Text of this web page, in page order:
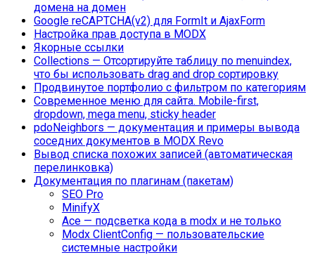
домена на домен
Google reCAPTCHA(v2) для FormIt и AjaxForm
Настройка прав доступа в MODX
Якорные ссылки
Collections — Отсортируйте таблицу по menuindex,
что бы использовать drag and drop сортировку
Продвинутое портфолио с фильтром по категориям
Современное меню для сайта. Mobile-first,
dropdown, mega menu, sticky header
pdoNeighbors — документация и примеры вывода
соседних документов в MODX Revo
Вывод списка похожих записей (автоматическая
перелинковка)
Документация по плагинам (пакетам)
SEO Pro
MinifyX
Ace — подсветка кода в modx и не только
Modx ClientConfig — пользовательские
системные настройки